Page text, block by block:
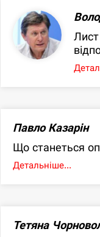
Павло Казарін
Що станеться
Детальніше...
Тетяна